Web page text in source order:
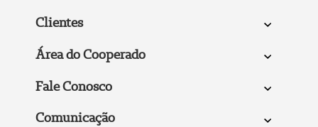
Clientes
Área do Cooperado
Fale Conosco
Comunicação